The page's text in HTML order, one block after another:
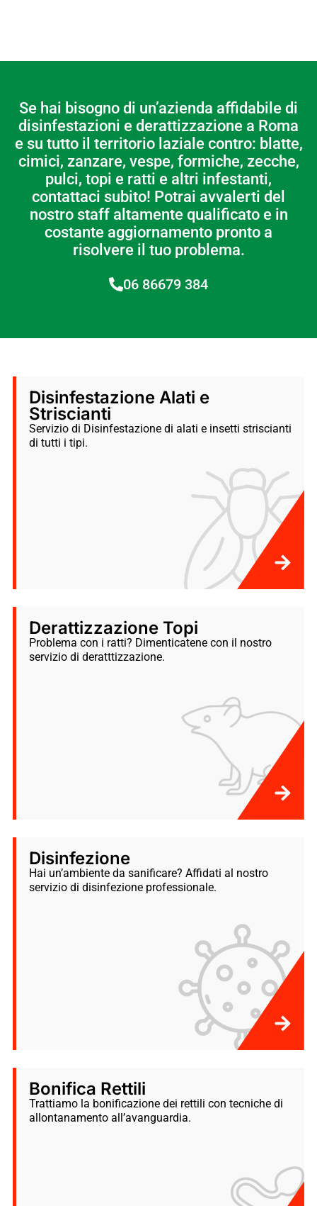
Se hai bisogno di un’azienda affidabile di
disinfestazioni e derattizzazione a Roma
e su tutto il territorio laziale contro: blatte,
cimici, zanzare, vespe, formiche, zecche,
pulci, topi e ratti e altri infestanti,
contattaci subito! Potrai avvalerti del
nostro staff altamente qualificato e in
costante aggiornamento pronto a
risolvere il tuo problema.
06 86679 384
Disinfestazione Alati e
Striscianti
Servizio di Disinfestazione di alati e insetti striscianti
di tutti i tipi.
Derattizzazione Topi
Problema con i ratti? Dimenticatene con il nostro
servizio di deratttizzazione.
Disinfezione
Hai un’ambiente da sanificare? Affidati al nostro
servizio di disinfezione professionale.
Bonifica Rettili
Trattiamo la bonificazione dei rettili con tecniche di
allontanamento all’avanguardia.